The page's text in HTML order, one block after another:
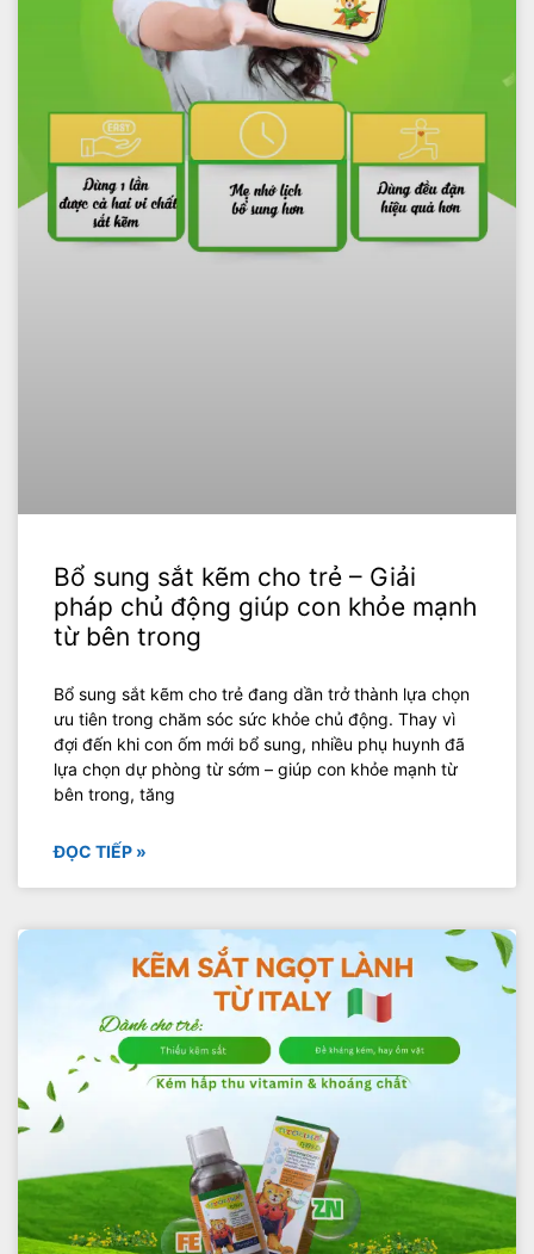
Bổ sung sắt kẽm cho trẻ – Giải
pháp chủ động giúp con khỏe mạnh
từ bên trong
Bổ sung sắt kẽm cho trẻ đang dần trở thành lựa chọn
ưu tiên trong chăm sóc sức khỏe chủ động. Thay vì
đợi đến khi con ốm mới bổ sung, nhiều phụ huynh đã
lựa chọn dự phòng từ sớm – giúp con khỏe mạnh từ
bên trong, tăng
ĐỌC TIẾP »